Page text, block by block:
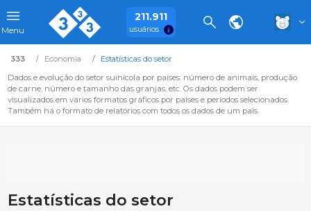
Menu
211.911
usuários
333 Economia
Estatísticas do setor
Dados e evolução do setor suinícola por países: número de animais, produção
de carne, número e tamanho das granjas, etc. Os dados podem ser
visualizados em varios formatos gráficos por países e períodos selecionados.
Também há o formato de relatórios com todos os dados de um país.
Estatísticas do setor